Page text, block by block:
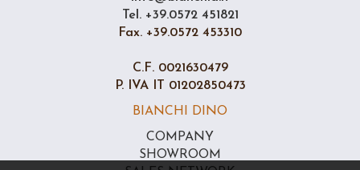
Tel. +39.0572 451821
Fax. +39.0572 453310
C.F. 0021630479
P. IVA IT 01202850473
BIANCHI DINO
COMPANY
SHOWROOM